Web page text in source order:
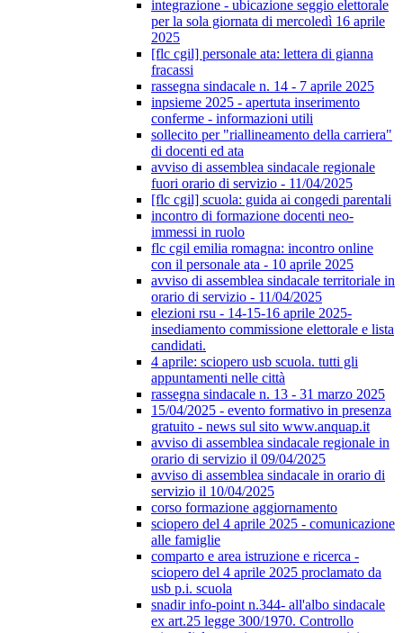
integrazione - ubicazione seggio elettorale
per la sola giornata di mercoledì 16 aprile
2025
[flc cgil] personale ata: lettera di gianna
fracassi
rassegna sindacale n. 14 - 7 aprile 2025
inpsieme 2025 - apertuta inserimento
conferme - informazioni utili
sollecito per "riallineamento della carriera"
di docenti ed ata
avviso di assemblea sindacale regionale
fuori orario di servizio - 11/04/2025
[flc cgil] scuola: guida ai congedi parentali
incontro di formazione docenti neo-
immessi in ruolo
flc cgil emilia romagna: incontro online
con il personale ata - 10 aprile 2025
avviso di assemblea sindacale territoriale in
orario di servizio - 11/04/2025
elezioni rsu - 14-15-16 aprile 2025-
insediamento commissione elettorale e lista
candidati.
4 aprile: sciopero usb scuola. tutti gli
appuntamenti nelle città
rassegna sindacale n. 13 - 31 marzo 2025
15/04/2025 - evento formativo in presenza
gratuito - news sul sito www.anquap.it
avviso di assemblea sindacale regionale in
orario di servizio il 09/04/2025
avviso di assemblea sindacale in orario di
servizio il 10/04/2025
corso formazione aggiornamento
sciopero del 4 aprile 2025 - comunicazione
alle famiglie
comparto e area istruzione e ricerca -
sciopero del 4 aprile 2025 proclamato da
usb p.i. scuola
snadir info-point n.344- all'albo sindacale
ex art.25 legge 300/1970. Controllo